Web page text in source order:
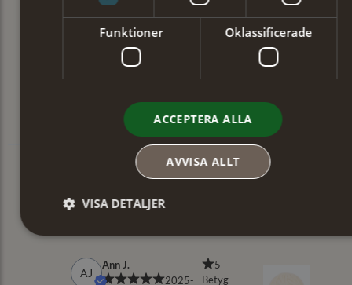
Funktioner Oklassificerade
ACCEPTERA ALLA
AVVISA ALLT
VISA DETALJER